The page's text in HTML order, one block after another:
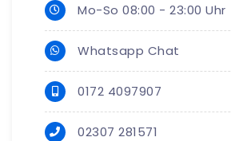
Mo-So 08:00 - 23:00 Uhr
Whatsapp Chat
0172 4097907
02307 281571